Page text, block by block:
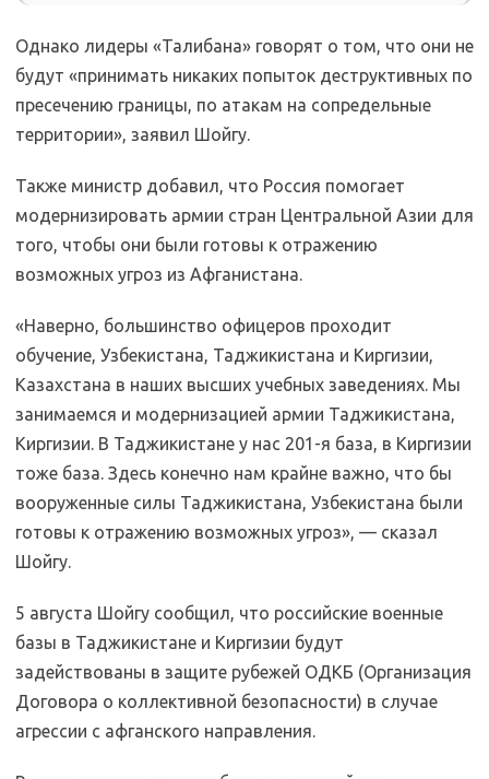
Однако лидеры «Талибана» говорят о том, что они не
будут «принимать никаких попыток деструктивных по
пресечению границы, по атакам на сопредельные
территории», заявил Шойгу.
Также министр добавил, что Россия помогает
модернизировать армии стран Центральной Азии для
того, чтобы они были готовы к отражению
возможных угроз из Афганистана.
«Наверно, большинство офицеров проходит
обучение, Узбекистана, Таджикистана и Киргизии,
Казахстана в наших высших учебных заведениях. Мы
занимаемся и модернизацией армии Таджикистана,
Киргизии. В Таджикистане у нас 201-я база, в Киргизии
тоже база. Здесь конечно нам крайне важно, что бы
вооруженные силы Таджикистана, Узбекистана были
готовы к отражению возможных угроз», — сказал
Шойгу.
5 августа Шойгу сообщил, что российские военные
базы в Таджикистане и Киргизии будут
задействованы в защите рубежей ОДКБ (Организация
Договора о коллективной безопасности) в случае
агрессии с афганского направления.